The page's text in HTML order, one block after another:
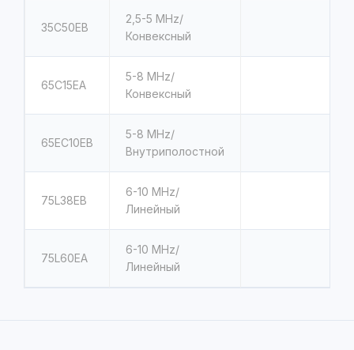
35C50EB
2,5-5 MHz/
Конвексный
65C15EA
5-8 MHz/
Конвексный
65EC10EB
5-8 MHz/
Внутриполостной
75L38EB
6-10 MHz/
Линейный
75L60EA
6-10 MHz/
Линейный